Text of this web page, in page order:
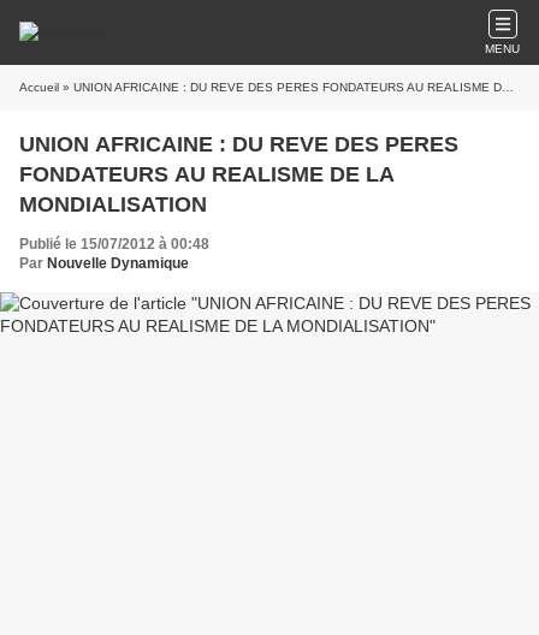
MENU
Accueil » UNION AFRICAINE : DU REVE DES PERES FONDATEURS AU REALISME DE LA MONDIALISATION
UNION AFRICAINE : DU REVE DES PERES
FONDATEURS AU REALISME DE LA
MONDIALISATION
Publié le 15/07/2012 à 00:48
Par Nouvelle Dynamique